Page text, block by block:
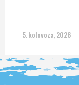
5. kolovoza, 2026